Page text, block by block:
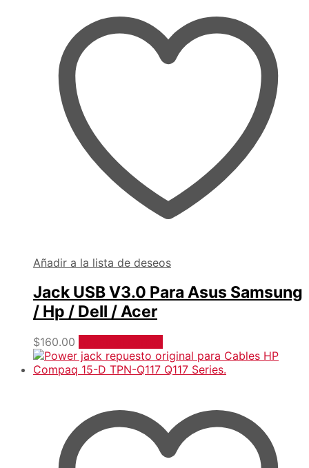
Añadir a la lista de deseos
Jack USB V3.0 Para Asus Samsung
/ Hp / Dell / Acer
$160.00